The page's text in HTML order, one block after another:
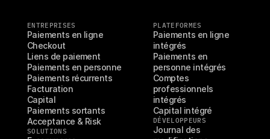
ENTREPRISES
Paiements en ligne
Checkout
Liens de paiement
Paiements en personne
Paiements récurrents
Facturation
Capital
Paiements sortants
Acceptance & Risk
SOLUTIONS
PLATEFORMES
Paiements en ligne
intégrés
Paiements en
personne intégrés
Comptes
professionnels
intégrés
Capital intégré
DÉVELOPPEURS
Journal des